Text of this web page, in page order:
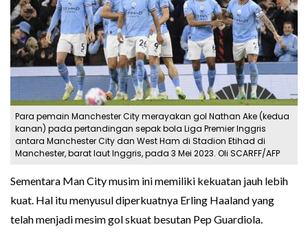
Para pemain Manchester City merayakan gol Nathan Ake (kedua
kanan) pada pertandingan sepak bola Liga Premier Inggris
antara Manchester City dan West Ham di Stadion Etihad di
Manchester, barat laut Inggris, pada 3 Mei 2023. Oli SCARFF/AFP
Sementara Man City musim ini memiliki kekuatan jauh lebih
kuat. Hal itu menyusul diperkuatnya Erling Haaland yang
telah menjadi mesim gol skuat besutan Pep Guardiola.